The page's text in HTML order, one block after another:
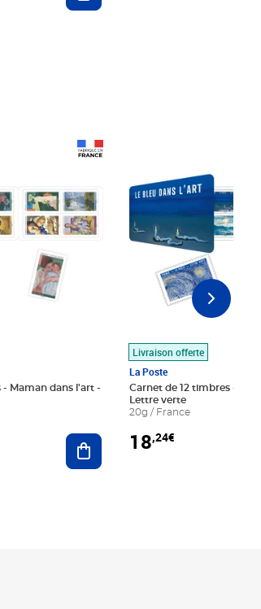
- Maman dans l'art -
Ajouter au panier
Livraison offerte
La Poste
Carnet de 12 timbres - Le
Lettre verte
20g / France
18,24€